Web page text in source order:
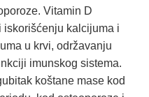
Vitamin D
kalcijuma i
u krvi, održavanju
imunskog sistema.
koštane mase kod